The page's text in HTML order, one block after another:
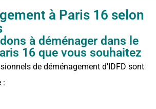
à Paris 16 selon
à déménager dans le
16 que vous souhaitez
de déménagement d’IDFD sont
: